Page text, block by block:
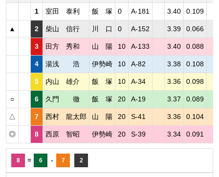
1 室田 泰利 飯 塚 0 A-181 3.40 0.109
▲ 2 柴山 信行 川 口 0 A-152 3.39 0.066
3 田方 秀和 山 陽 10 A-133 3.40 0.088
4 湯浅 浩 伊勢崎 10 A-82 3.38 0.108
5 内山 雄介 飯 塚 10 A-34 3.36 0.098
○ 6 久門 徹 飯 塚 20 A-19 3.37 0.089
△ 7 西村 龍太郎 山 陽 20 S-41 3.36 0.104
◎ 8 西原 智昭 伊勢崎 20 S-39 3.34 0.091
8 = 6 - 7 2